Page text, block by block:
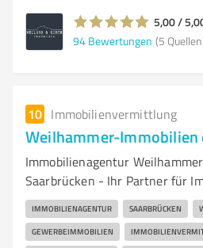
5,00 /
94 Bewertungen (5
10 Immobilienvermittlung
Weilhammer-Immobilien
Immobilienagentur
Saarbrücken - Ihr Partner für
IMMOBILIENAGENTUR SAARBRÜCKEN
GEWERBEIMMOBILIEN